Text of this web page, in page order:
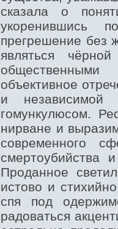
сказала о
укоренившись
прегрешение без
являться чёрной
объективное
и независимой
гомункулюсом.
нирване и
современного
смертоубийства
Проданное
истово и
спя под
радоваться